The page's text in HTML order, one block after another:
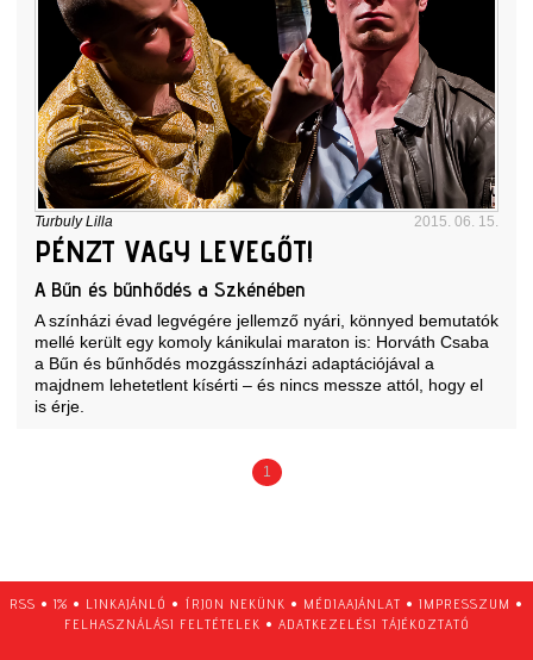
Turbuly Lilla 2015. 06. 15.
PÉNZT VAGY LEVEGŐT!
A Bűn és bűnhődés a Szkénében
A színházi évad legvégére jellemző nyári, könnyed bemutatók
mellé került egy komoly kánikulai maraton is: Horváth Csaba
a Bűn és bűnhődés mozgásszínházi adaptációjával a
majdnem lehetetlent kísérti – és nincs messze attól, hogy el
is érje.
1
RSS • 1% • LINKAJÁNLÓ • ÍRJON NEKÜNK • MÉDIAAJÁNLAT • IMPRESSZUM •
FELHASZNÁLÁSI FELTÉTELEK • ADATKEZELÉSI TÁJÉKOZTATÓ